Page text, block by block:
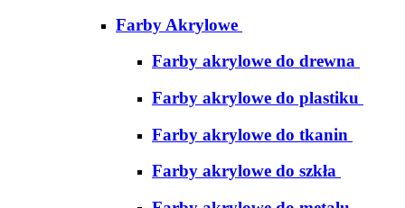
Farby Akrylowe
Farby akrylowe do drewna
Farby akrylowe do plastiku
Farby akrylowe do tkanin
Farby akrylowe do szkła